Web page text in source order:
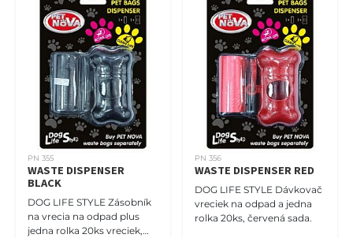
PN 355
WASTE DISPENSER
BLACK
DOG LIFE STYLE Zásobník
na vrecia na odpad plus
jedna rolka 20ks vreciek,
PN 356
WASTE DISPENSER RED
DOG LIFE STYLE Dávkovač
vreciek na odpad a jedna
rolka 20ks, červená sada.